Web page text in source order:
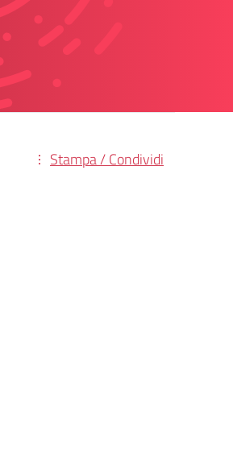
Stampa / Condividi